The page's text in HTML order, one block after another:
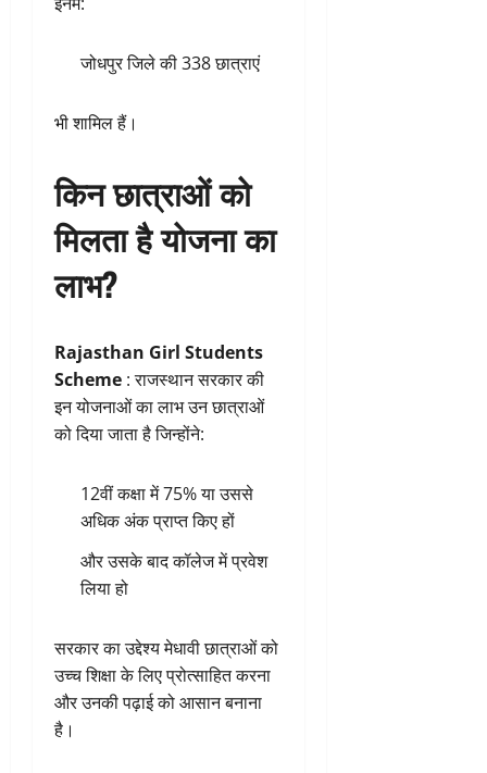
जोधपुर जिले की 338 छात्राएं
भी शामिल हैं।
किन छात्राओं को
मिलता है योजना का
लाभ?
Rajasthan Girl Students
Scheme : राजस्थान सरकार की
इन योजनाओं का लाभ उन छात्राओं
को दिया जाता है जिन्होंने:
12वीं कक्षा में 75% या उससे
अधिक अंक प्राप्त किए हों
और उसके बाद कॉलेज में प्रवेश
लिया हो
सरकार का उद्देश्य मेधावी छात्राओं को
उच्च शिक्षा के लिए प्रोत्साहित करना
और उनकी पढ़ाई को आसान बनाना
है।